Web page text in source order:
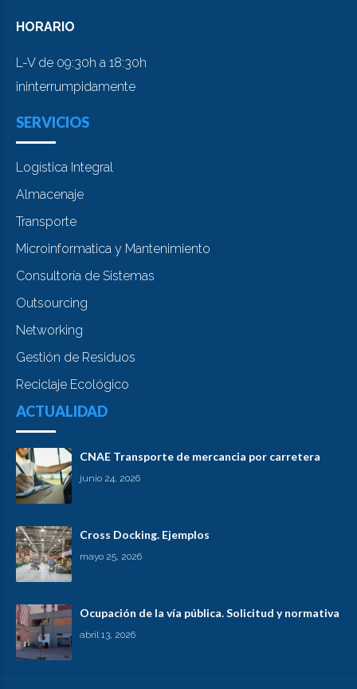
HORARIO
L-V de 09:30h a 18:30h
ininterrumpidamente
SERVICIOS
Logística Integral
Almacenaje
Transporte
Microinformatica y Mantenimiento
Consultoría de Sistemas
Outsourcing
Networking
Gestión de Residuos
Reciclaje Ecológico
ACTUALIDAD
CNAE Transporte de mercancia por carretera
junio 24, 2026
Cross Docking. Ejemplos
mayo 25, 2026
Ocupación de la vía pública. Solicitud y normativa
abril 13, 2026